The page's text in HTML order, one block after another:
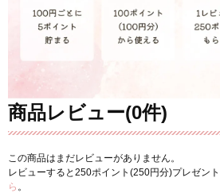
商品レビュー(0件)
この商品はまだレビューがありません。
レビューすると250ポイント(250円分)プレゼン
ら 。